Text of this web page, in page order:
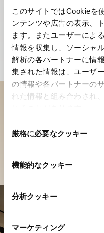
このサイトではCookieを
ンテンツや広告の表示、
ます。またユーザーによ
情報を収集し、ソーシャ
解析の各パートナーに情
集された情報は、ユーザ
の情報や各パートナーの
れた情報と組み合わされ
れることがあります。
厳格に必要なクッキー
機能的なクッキー
分析クッキー
マーケティング
ブティック
ご覧